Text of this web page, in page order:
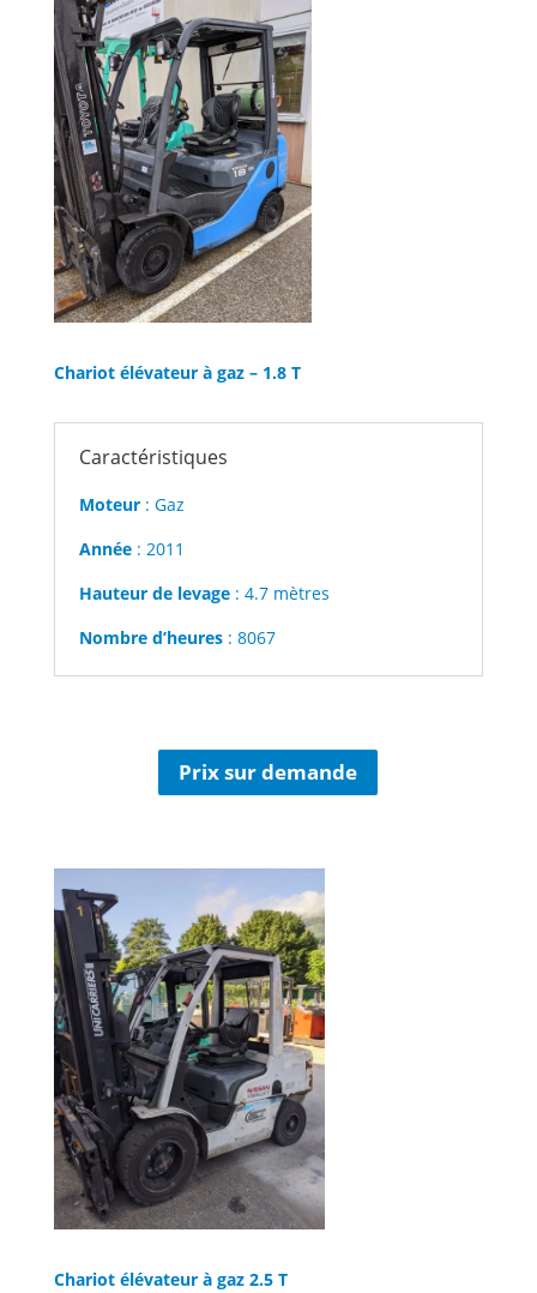
Chariot élévateur à gaz – 1.8 T
Caractéristiques
Moteur : Gaz
Année : 2011
Hauteur de levage: 4.7 mètres
Nombre d’heures: 8067
Prix sur demande
Chariot élévateur à gaz 2.5 T